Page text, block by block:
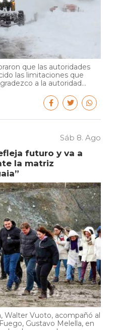
que las autoridades
las limitaciones que
a la autoridad...
Sáb 8. Ago
futuro y va a
la matriz
Walter Vuoto, acompañó al
Gustavo Melella, en